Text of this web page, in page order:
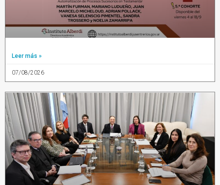
Leer más »
07/08/2026